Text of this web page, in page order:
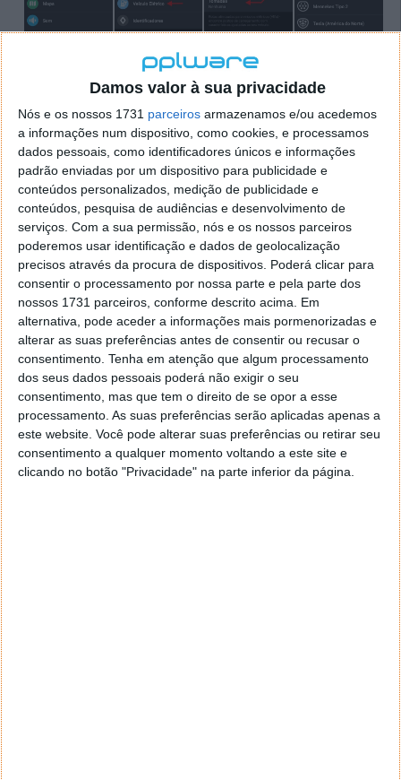
Damos valor à sua privacidade
Nós e os nossos 1731 parceiros armazenamos e/ou acedemos
a informações num dispositivo, como cookies, e processamos
dados pessoais, como identificadores únicos e informações
padrão enviadas por um dispositivo para publicidade e
conteúdos personalizados, medição de publicidade e
conteúdos, pesquisa de audiências e desenvolvimento de
serviços. Com a sua permissão, nós e os nossos parceiros
poderemos usar identificação e dados de geolocalização
precisos através da procura de dispositivos. Poderá clicar para
consentir o processamento por nossa parte e pela parte dos
nossos 1731 parceiros, conforme descrito acima. Em
alternativa, pode aceder a informações mais pormenorizadas e
alterar as suas preferências antes de consentir ou recusar o
consentimento. Tenha em atenção que algum processamento
dos seus dados pessoais poderá não exigir o seu
consentimento, mas que tem o direito de se opor a esse
processamento. As suas preferências serão aplicadas apenas a
este website. Você pode alterar suas preferências ou retirar seu
consentimento a qualquer momento voltando a este site e
clicando no botão "Privacidade" na parte inferior da página.
Rotas ajustada à tomada necessária para
cada caso
Assim, e com esta informação, o utilizador não tem
apenas dados dos pontos para carregamentos no
Waze, mas também os ajustados ao seu carro
elétrico. Esta informação será mantida pelos
editores de mapas do Waze e assim estará
atualizada em tempo real e com todos os dados
necessários.
O Waze tem já esta novidade acessível a todos e irá
alargar a mais utilizadores nas próximas semanas. É